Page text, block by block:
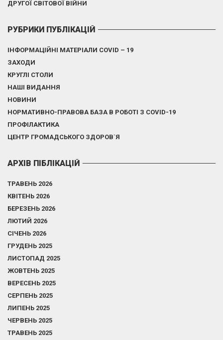
ДРУГОЇ СВІТОВОЇ ВІЙНИ
РУБРИКИ ПУБЛІКАЦІЙ
ІНФОРМАЦІЙНІ МАТЕРІАЛИ COVID – 19
ЗАХОДИ
КРУГЛІ СТОЛИ
НАШІ ВИДАННЯ
НОВИНИ
НОРМАТИВНО-ПРАВОВА БАЗА В РОБОТІ З COVID-19
ПРОФІЛАКТИКА
ЦЕНТР ГРОМАДСЬКОГО ЗДОРОВ`Я
АРХІВ ПІБЛІКАЦІЙ
ТРАВЕНЬ 2026
КВІТЕНЬ 2026
БЕРЕЗЕНЬ 2026
ЛЮТИЙ 2026
СІЧЕНЬ 2026
ГРУДЕНЬ 2025
ЛИСТОПАД 2025
ЖОВТЕНЬ 2025
ВЕРЕСЕНЬ 2025
СЕРПЕНЬ 2025
ЛИПЕНЬ 2025
ЧЕРВЕНЬ 2025
ТРАВЕНЬ 2025